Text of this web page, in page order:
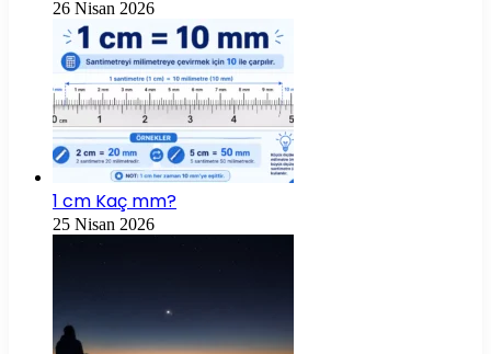
26 Nisan 2026
1 cm Kaç mm?
25 Nisan 2026